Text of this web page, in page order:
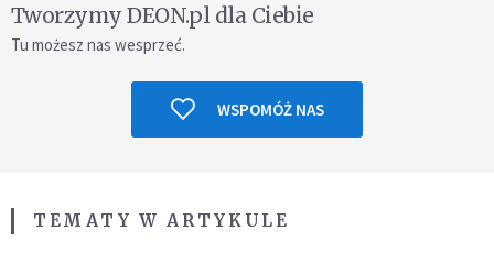
Tworzymy DEON.pl dla Ciebie
Tu możesz nas wesprzeć.
WSPOMÓŻ NAS
TEMATY W ARTYKULE